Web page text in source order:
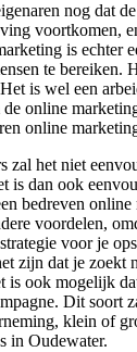
nog dat
voortkomen,
is echter
te bereiken.
is wel een
online
online
zal het niet
is dan ook
bedreven
voordelen,
voor je
zijn dat je zoekt
is ook mogelijk
Dit soort
klein of
in Oudewater.